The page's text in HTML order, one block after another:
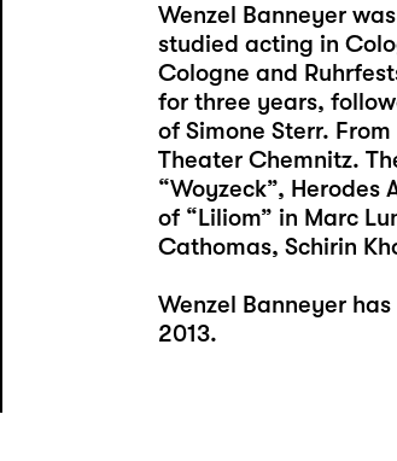
Wenzel Banneyer
studied acting in
Cologne and
for three years,
of Simone Sterr.
Theater Chemnitz.
“Woyzeck”,
of “Liliom” in Marc
Cathomas, Schirin
Wenzel Banneyer
2013.